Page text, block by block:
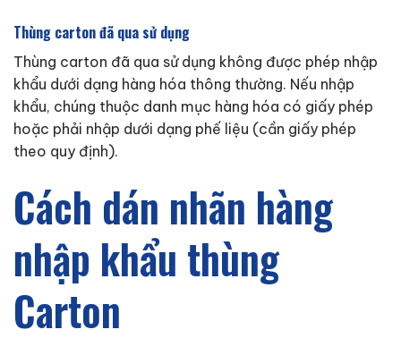
Thùng carton đã qua sử dụng
Thùng carton đã qua sử dụng không được phép nhập
khẩu dưới dạng hàng hóa thông thường. Nếu nhập
khẩu, chúng thuộc danh mục hàng hóa có giấy phép
hoặc phải nhập dưới dạng phế liệu (cần giấy phép
theo quy định).
Cách dán nhãn hàng
nhập khẩu thùng
Carton